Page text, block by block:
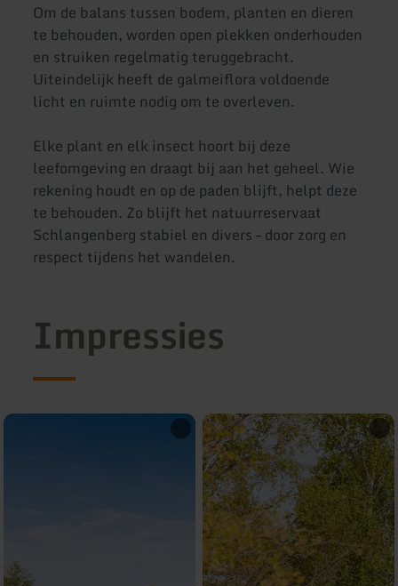
Om de balans tussen bodem, planten en dieren
te behouden, worden open plekken onderhouden
en struiken regelmatig teruggebracht.
Uiteindelijk heeft de galmeiflora voldoende
licht en ruimte nodig om te overleven.
Elke plant en elk insect hoort bij deze
leefomgeving en draagt bij aan het geheel. Wie
rekening houdt en op de paden blijft, helpt deze
te behouden. Zo blijft het natuurreservaat
Schlangenberg stabiel en divers – door zorg en
respect tijdens het wandelen.
Impressies